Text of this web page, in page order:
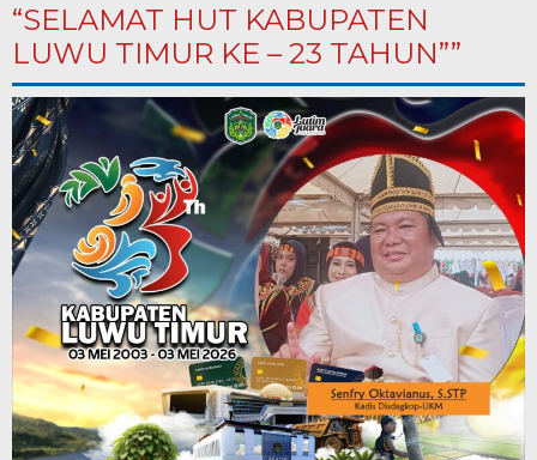
“SELAMAT HUT KABUPATEN
LUWU TIMUR KE – 23 TAHUN””